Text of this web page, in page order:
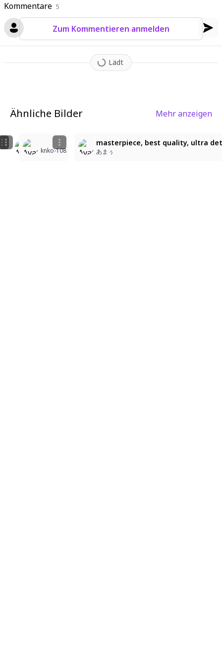
Kommentare 5
Zum Kommentieren anmelden
Lädt
Ähnliche Bilder Mehr anzeigen
星野ひまり(OC)
寧鑵
可爱なにゃんこ制服の少女
赤坂
knko-108
masterpiece, best quality, ultra
あまぅ